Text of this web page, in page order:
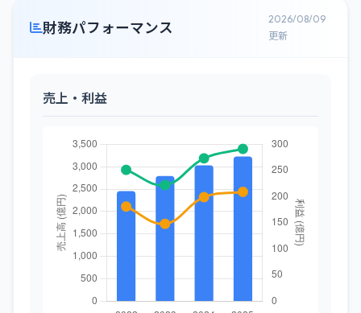
財務パフォーマンス
2026/08/09
更新
売上・利益